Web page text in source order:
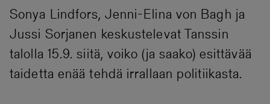
Sonya Lindfors, Jenni-Elina von Bagh ja
Jussi Sorjanen keskustelevat Tanssin
talolla 15.9. siitä, voiko (ja saako) esittävää
taidetta enää tehdä irrallaan politiikasta.